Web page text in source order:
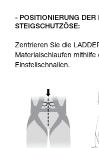
- POSITIONIERUNG DER
STEIGSCHUTZÖSE:
Zentrieren Sie die
Materialschlaufen mithilfe
Einstellschnallen.